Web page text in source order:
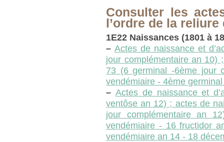
Consulter les
l’ordre de la
1E22 Naissances (1801 à
– Actes de naissance et
jour complémentaire an 10)
73 (6 germinal -6ème jour
vendémiaire - 4ème
– Actes de naissance et
ventôse an 12) ; actes de
jour complémentaire an
vendémiaire - 16 fructidor
vendémiaire an 14 - 18